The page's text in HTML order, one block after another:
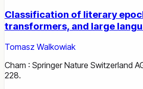
Classification of literary
transformers, and large
Tomasz Walkowiak
Cham : Springer Nature Switzerland
228.